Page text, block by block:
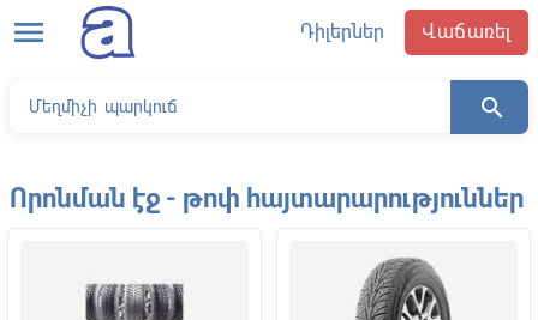
menu Դիլերներ Վաճառել
search
Որոնման էջ - թոփ հայտարարություններ